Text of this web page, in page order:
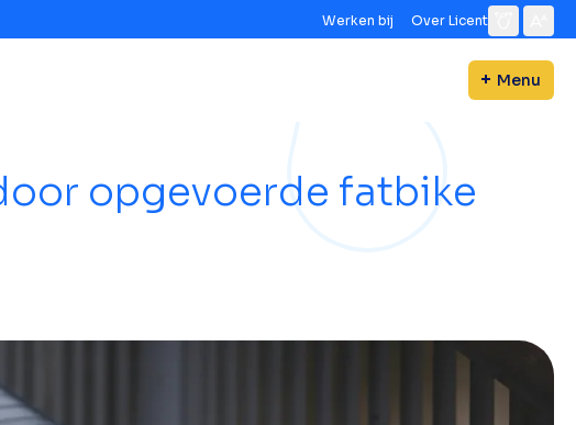
Werken bij Over Licent
Menu
opgevoerde fatbike